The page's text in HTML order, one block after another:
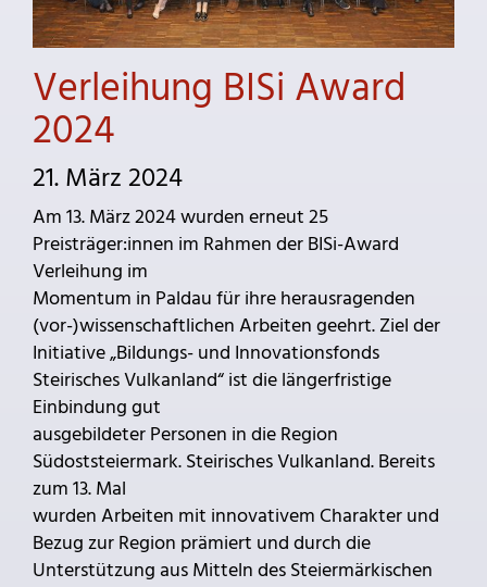
Verleihung BISi Award
2024
21. März 2024
Am 13. März 2024 wurden erneut 25
Preisträger:innen im Rahmen der BISi-Award
Verleihung im
Momentum in Paldau für ihre herausragenden
(vor-)wissenschaftlichen Arbeiten geehrt. Ziel der
Initiative „Bildungs- und Innovationsfonds
Steirisches Vulkanland“ ist die längerfristige
Einbindung gut
ausgebildeter Personen in die Region
Südoststeiermark. Steirisches Vulkanland. Bereits
zum 13. Mal
wurden Arbeiten mit innovativem Charakter und
Bezug zur Region prämiert und durch die
Unterstützung aus Mitteln des Steiermärkischen